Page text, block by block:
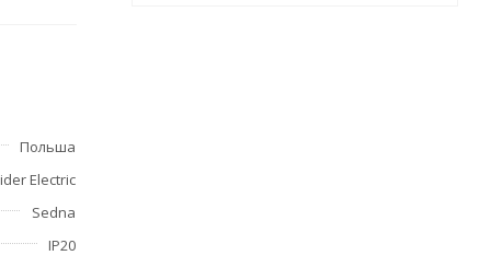
не
Польша
Electric
Sedna
IP20